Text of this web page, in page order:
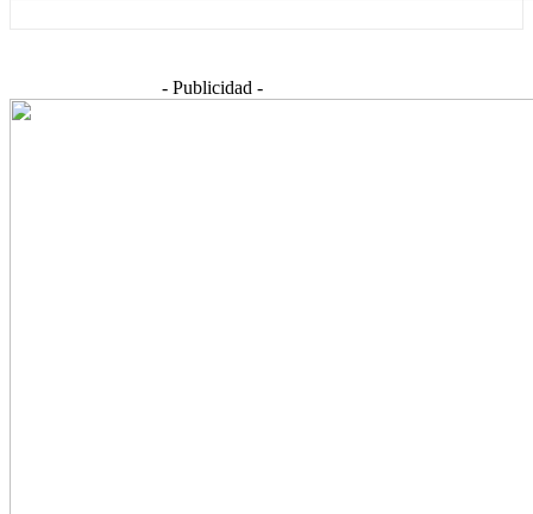
- Publicidad -